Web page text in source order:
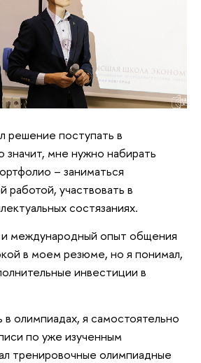
решение поступать в
значит, мне нужно набирать
– заниматься
работой, участвовать в
состязаниях.
международный опыт общения
в моем резюме, но я понимал,
инвестиции в
в олимпиадах, я самостоятельно
по уже изученным
тренировочные олимпиадные